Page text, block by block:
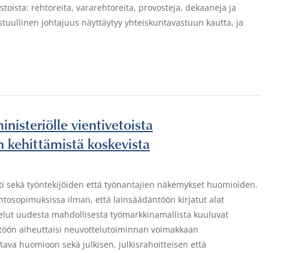
rehtoreita, vararehtoreita, provosteja, dekaaneja ja
johtajuus näyttäytyy yhteiskuntavastuun kautta, ja
vientivetoista
koskevista
työntekijöiden että työnantajien näkemykset huomioiden.
ilman, että lainsäädäntöön kirjatut alat
uudesta mahdollisesta työmarkkinamallista kuuluvat
aiheuttaisi neuvottelutoiminnan voimakkaan
huomioon sekä julkisen, julkisrahoitteisen että